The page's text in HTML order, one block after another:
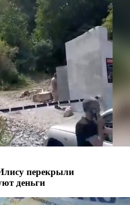
перекрыли
деньги